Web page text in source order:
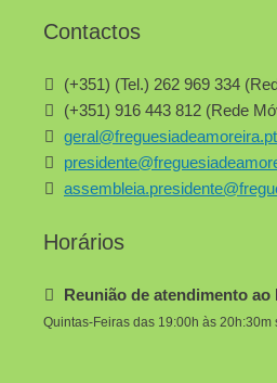
Contactos
(+351) (Tel.) 262 969 334
(+351) 916 443 812 (Rede
geral@freguesiadeamoreira.pt
Horários
Reunião de atendimento ao
Quintas-Feiras das 19:00h às 20h:30m